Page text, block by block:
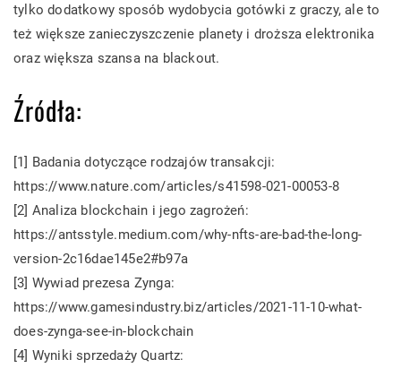
tylko dodatkowy sposób wydobycia gotówki z graczy, ale to
też większe zanieczyszczenie planety i droższa elektronika
oraz większa szansa na blackout.
Źródła:
[1] Badania dotyczące rodzajów transakcji:
https://www.nature.com/articles/s41598-021-00053-8
[2] Analiza blockchain i jego zagrożeń:
https://antsstyle.medium.com/why-nfts-are-bad-the-long-
version-2c16dae145e2#b97a
[3] Wywiad prezesa Zynga:
https://www.gamesindustry.biz/articles/2021-11-10-what-
does-zynga-see-in-blockchain
[4] Wyniki sprzedaży Quartz: